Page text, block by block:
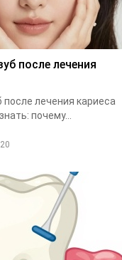
после лечения
после лечения кариеса
почему...